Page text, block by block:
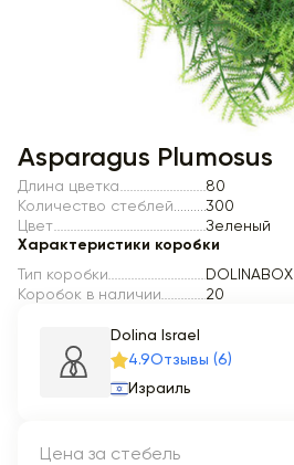
Item 1 of 1
Asparagus Plumosus
Длина цветка
80
Количество стеблей
300
Цвет
Зеленый
Характеристики коробки
Тип коробки
DOLINABOX
Коробок в наличии
20
Dolina Israel
4.9Отзывы (6)
Израиль
Цена за стебель